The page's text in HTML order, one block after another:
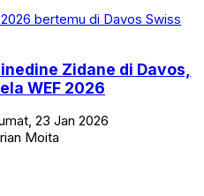
Zidane di Davos,
WEF 2026
23 Jan 2026
Moita